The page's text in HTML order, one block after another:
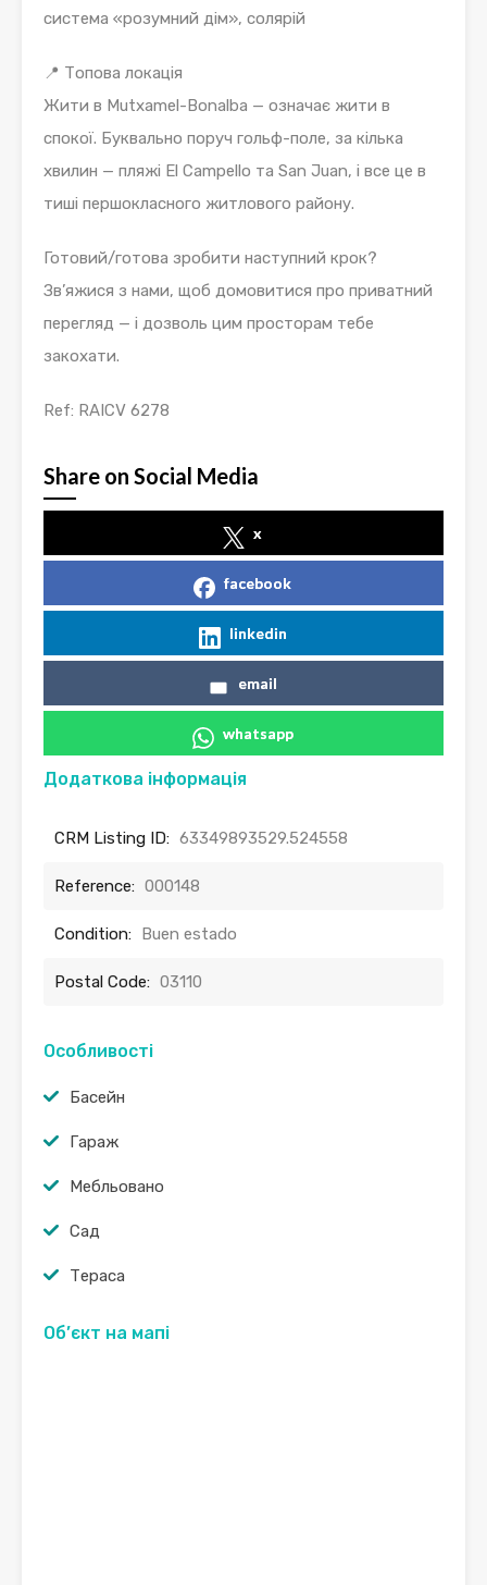
система «розумний дім», солярій
📍 Топова локація
Жити в Mutxamel-Bonalba — означає жити в
спокої. Буквально поруч гольф-поле, за кілька
хвилин — пляжі El Campello та San Juan, і все це в
тиші першокласного житлового району.
Готовий/готова зробити наступний крок?
Зв’яжися з нами, щоб домовитися про приватний
перегляд — і дозволь цим просторам тебе
закохати.
Ref: RAICV 6278
Share on Social Media
x
facebook
linkedin
email
whatsapp
Додаткова інформація
CRM Listing ID: 63349893529.524558
Reference: 000148
Condition: Buen estado
Postal Code: 03110
Особливості
Басейн
Гараж
Мебльовано
Сад
Тераса
Об’єкт на мапі